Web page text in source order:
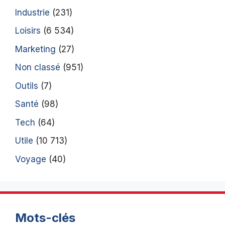
Industrie (231)
Loisirs (6 534)
Marketing (27)
Non classé (951)
Outils (7)
Santé (98)
Tech (64)
Utile (10 713)
Voyage (40)
Mots-clés